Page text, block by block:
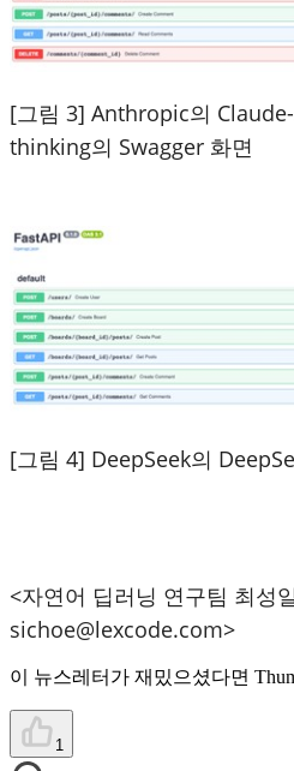
[그림 3] Anthropic의
thinking의 Swagger 화면
[그림 4] DeepSeek의
<자연어 딥러닝 연구팀 최성
sichoe@lexcode.com>
이 뉴스레터가 재밌으셨다면
1